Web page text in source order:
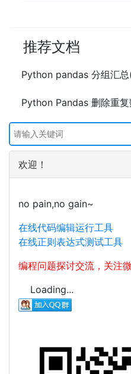
推荐文档
Python Pandas 删除重
欢迎！
no pain,no gain~
在线代码编辑运行工具
在线正则表达式测试工具
编程问题探讨交流，关注
Loading...